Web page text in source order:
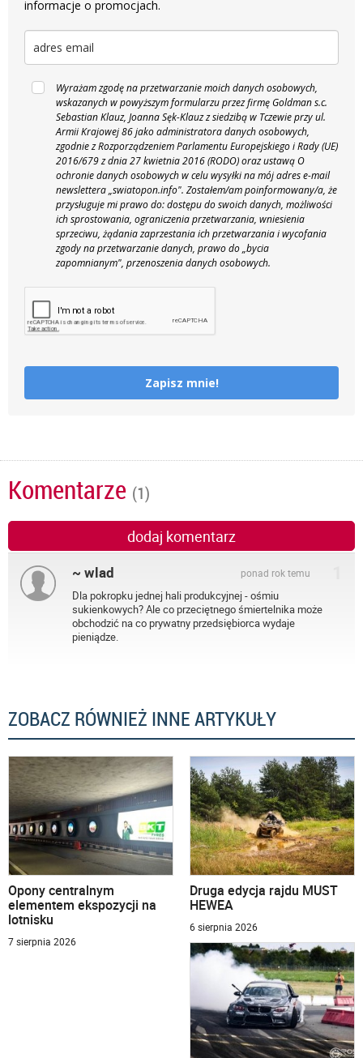
informacje o promocjach.
Wyrażam zgodę na przetwarzanie moich danych osobowych,
wskazanych w powyższym formularzu przez firmę Goldman s.c.
Sebastian Klauz, Joanna Sęk-Klauz z siedzibą w Tczewie przy ul.
Armii Krajowej 86 jako administratora danych osobowych,
zgodnie z Rozporządzeniem Parlamentu Europejskiego i Rady (UE)
2016/679 z dnia 27 kwietnia 2016 (RODO) oraz ustawą O
ochronie danych osobowych w celu wysyłki na mój adres e-mail
newslettera „swiatopon.info". Zostałem/am poinformowany/a, że
przysługuje mi prawo do: dostępu do swoich danych, możliwości
ich sprostowania, ograniczenia przetwarzania, wniesienia
sprzeciwu, żądania zaprzestania ich przetwarzania i wycofania
zgody na przetwarzanie danych, prawo do „bycia
zapomnianym", przenoszenia danych osobowych.
Zapisz mnie!
Komentarze (1)
dodaj komentarz
~ wlad ponad rok temu
Dla pokropku jednej hali produkcyjnej - ośmiu
sukienkowych? Ale co przeciętnego śmiertelnika może
obchodzić na co prywatny przedsiębiorca wydaje
pieniądze.
ZOBACZ RÓWNIEŻ INNE ARTYKUŁY
Opony centralnym
elementem ekspozycji na
lotnisku
7 sierpnia 2026
Druga edycja rajdu MUST
HEWEA
6 sierpnia 2026